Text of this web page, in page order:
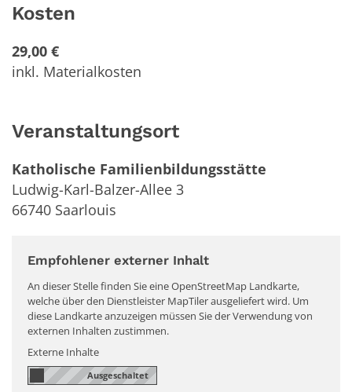
Kosten
29,00 €
inkl. Materialkosten
Veranstaltungsort
Katholische Familienbildungsstätte
Ludwig-Karl-Balzer-Allee 3
66740 Saarlouis
Empfohlener externer Inhalt
An dieser Stelle finden Sie eine OpenStreetMap Landkarte,
welche über den Dienstleister MapTiler ausgeliefert wird. Um
diese Landkarte anzuzeigen müssen Sie der Verwendung von
externen Inhalten zustimmen.
Externe Inhalte